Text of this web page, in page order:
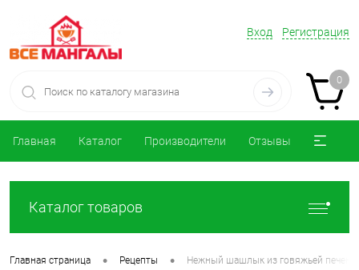
Вход Регистрация
0
Главная Каталог Производители Отзывы
Каталог товаров
Главная страница • Рецепты • Нежный шашлык из говяжьей